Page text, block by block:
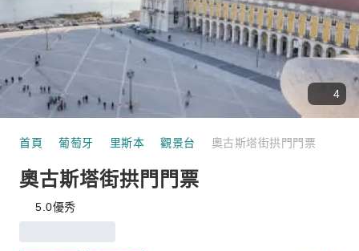
4
首頁 葡萄牙 里斯本 觀景台 奧古斯塔街拱門門票
奧古斯塔街拱門門票
5.0優秀